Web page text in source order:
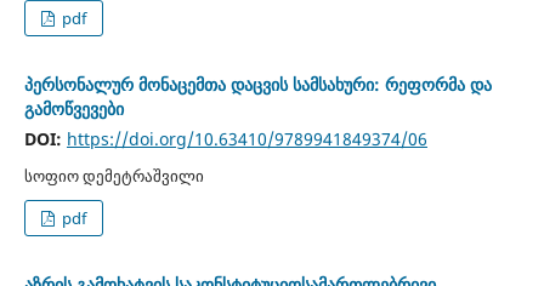
pdf
პერსონალურ მონაცემთა დაცვის სამსახური: რეფორმა და
გამოწვევები
DOI: https://doi.org/10.63410/9789941849374/06
სოფიო დემეტრაშვილი
pdf